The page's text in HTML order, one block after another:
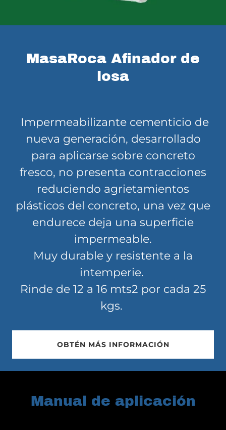
MasaRoca Afinador de
losa
Impermeabilizante cementicio de
nueva generación, desarrollado
para aplicarse sobre concreto
fresco, no presenta contracciones
reduciendo agrietamientos
plásticos del concreto, una vez que
endurece deja una superficie
impermeable.
Muy durable y resistente a la
intemperie.
Rinde de 12 a 16 mts2 por cada 25
kgs.
OBTÉN MÁS INFORMACIÓN
Manual de aplicación